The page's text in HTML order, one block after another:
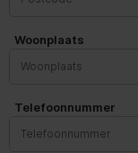
Woonplaats
Telefoonnummer